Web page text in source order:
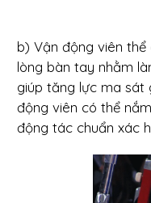
b) Vận động viên
lòng bàn tay nhằm
giúp tăng lực ma sát
động viên có thể
động tác chuẩn xác